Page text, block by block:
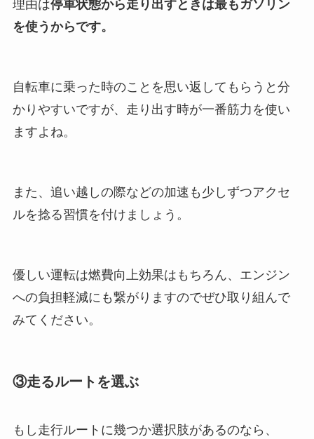
理由は停車状態から走り出すときは最もガソリン
を使うからです。
自転車に乗った時のことを思い返してもらうと分
かりやすいですが、走り出す時が一番筋力を使い
ますよね。
また、追い越しの際などの加速も少しずつアクセ
ルを捻る習慣を付けましょう。
優しい運転は燃費向上効果はもちろん、エンジン
への負担軽減にも繋がりますのでぜひ取り組んで
みてください。
③走るルートを選ぶ
もし走行ルートに幾つか選択肢があるのなら、